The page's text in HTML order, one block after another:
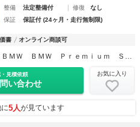
整備
法定整備付 修復
なし
保証
保証付 (24ヶ月・走行無制限)
書 オンライン商談可
Ｍｅｉｔｅｔｓｕ ＢＭＷ ＢＭＷ Ｐｒｅｍｉｕｍ Ｓｅｌｅｃｔｉｏｎ小牧
見積依頼
い合わせ
お気に入り
5人が見ています